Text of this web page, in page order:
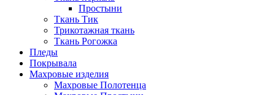
Простыни
Ткань Тик
Трикотажная ткань
Ткань Рогожка
Пледы
Покрывала
Махровые изделия
Махровые Полотенца